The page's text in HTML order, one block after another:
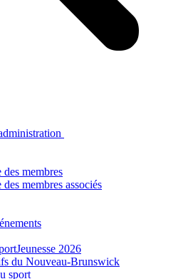
des membres
membres associés
2026
du Nouveau-Brunswick
sport